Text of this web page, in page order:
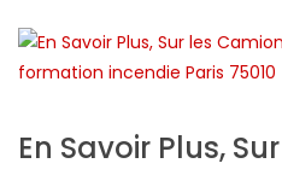
En Savoir Plus, Sur